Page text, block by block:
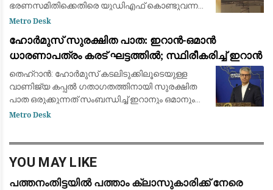
ഭരണസമിതിക്കെതിരെ യുഡിഎഫ് കൊണ്ടുവന്ന
അവിശ്വാസ പ്രമേയം പാസായതോടെയാണ്
നറുക്കെടുപ്പിലൂടെ അധികാരത്ത
Metro Desk
ഹോർമുസ് സുരക്ഷിത പാത: ഇറാൻ-ഒമാൻ
ധാരണാപത്രം കരട് ഘട്ടത്തിൽ; സ്ഥിരീകരിച്ച് ഇറാൻ
തെഹ്‌റാൻ: ഹോർമുസ് കടലിടുക്കിലൂടെയുള്ള
വാണിജ്യ കപ്പൽ ഗതാഗതത്തിനായി സുരക്ഷിത
പാത ഒരുക്കുന്നത് സംബന്ധിച്ച് ഇറാനും ഒമാനും
തമ്മിൽ നടത്തുന്ന ചർച്ചകൾ അന്തിമ കരട്
Metro Desk
YOU MAY LIKE
പത്തനംതിട്ടയിൽ പത്താം ക്ലാസുകാരിക്ക് നേരെ